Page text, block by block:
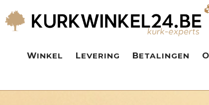
WINKEL LEVERING BETALINGEN